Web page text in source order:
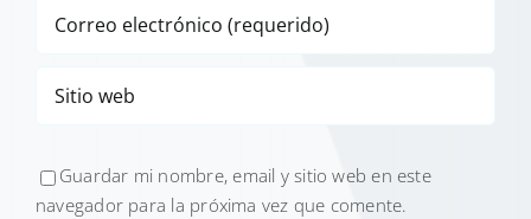
Guardar mi nombre, email y sitio web en este
navegador para la próxima vez que comente.